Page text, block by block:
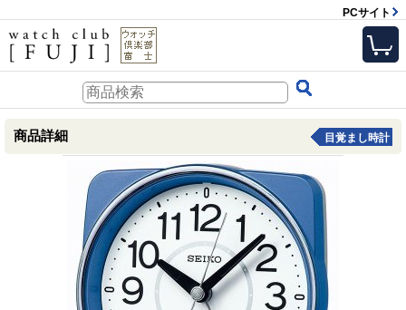
PCサイト
商品詳細 目覚まし時計